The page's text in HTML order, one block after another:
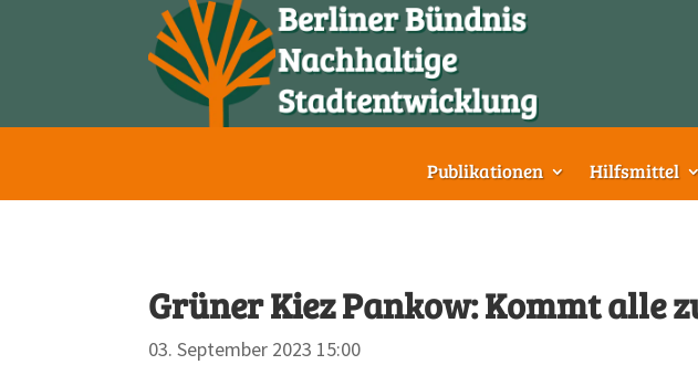
Publikationen Hilfsmittel
Grüner Kiez Pankow: Kommt alle
03. September 2023 15:00